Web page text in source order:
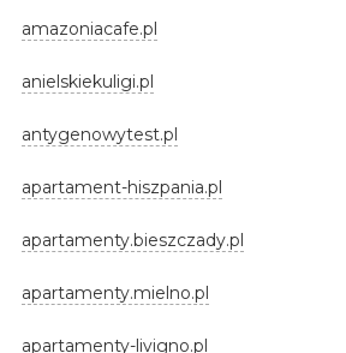
amazoniacafe.pl
anielskiekuligi.pl
antygenowytest.pl
apartament-hiszpania.pl
apartamenty.bieszczady.pl
apartamenty.mielno.pl
apartamenty-livigno.pl